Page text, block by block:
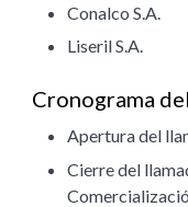
Conalco S.A.
Liseril S.A.
Cronograma
Apertura del
Cierre del